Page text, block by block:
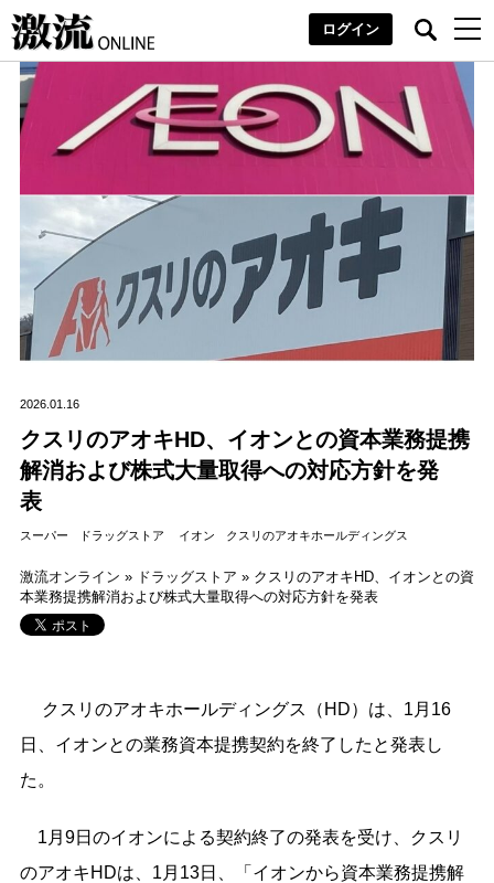
ログイン
2026.01.16
クスリのアオキHD、イオンとの資本業務提携
解消および株式大量取得への対応方針を発
表
スーパー ドラッグストア イオン クスリのアオキホールディングス
激流オンライン » ドラッグストア » クスリのアオキHD、イオンとの資
本業務提携解消および株式大量取得への対応方針を発表
クスリのアオキホールディングス（HD）は、1月16
日、イオンとの業務資本提携契約を終了したと発表し
た。
1月9日のイオンによる契約終了の発表を受け、クスリ
のアオキHDは、1月13日、「イオンから資本業務提携解